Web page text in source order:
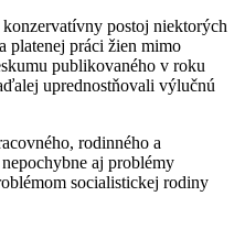
postoj niektorých
platenej práci žien mimo
publikovaného v roku
uprednostňovali výlučnú
rodinného a
aj problémy
socialistickej rodiny